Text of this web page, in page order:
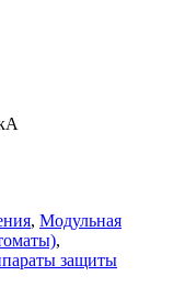
, Модульная
,
защиты